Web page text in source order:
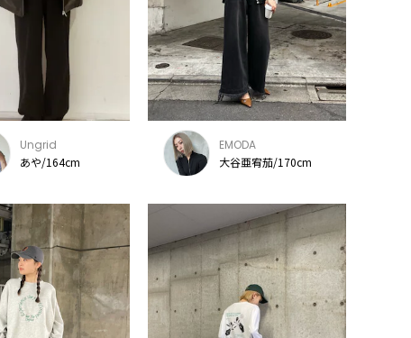
Ungrid
あや/164cm
EMODA
大谷亜宥茄/170cm